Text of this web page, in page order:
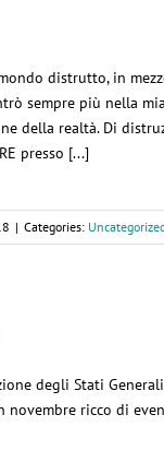
distrutto, in
sempre più nella
della realtà. Di
presso [...]
| Categories:
degli Stati
novembre ricco di